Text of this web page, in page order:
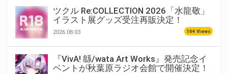
ツクル Re:COLLECTION 2026「水龍敬」
イラスト展グッズ受注再販決定！
2026.08.03 164 Views
『VivA! 緜/wata Art Works』発売記念イ
ベントが秋葉原ラジオ会館で開催決定！